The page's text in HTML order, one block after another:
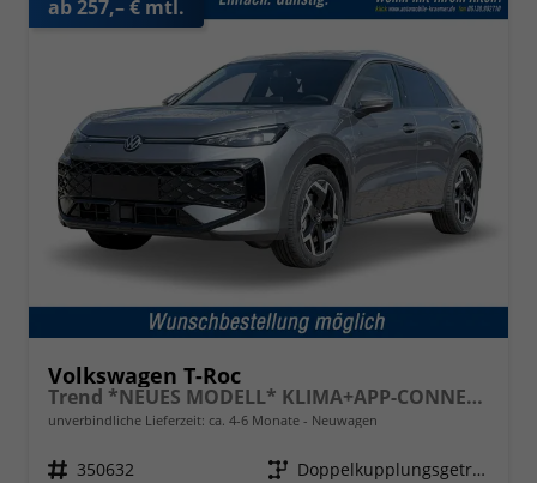
ab 257,– € mtl.
Volkswagen T-Roc
Trend *NEUES MODELL* KLIMA+APP-CONNECT+PDC+LED
unverbindliche Lieferzeit: ca. 4-6 Monate Neuwagen
Fahrzeugnr. 350632 Getriebe
Doppelkupplungsgetriebe (DSG)